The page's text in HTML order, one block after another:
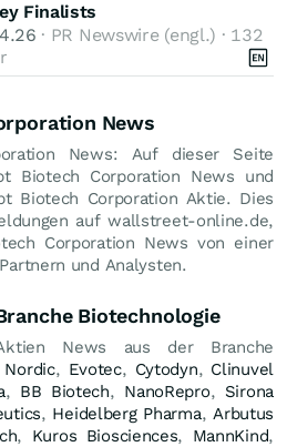
Finalists
· PR Newswire (engl.) · 132
News
News: Auf dieser Seite
Biotech Corporation News und
Biotech Corporation Aktie. Dies
auf wallstreet-online.de,
Corporation News von einer
und Analysten.
Biotechnologie
News aus der Branche
Nordic, Evotec, Cytodyn, Clinuvel
, BB Biotech, NanoRepro, Sirona
, Heidelberg Pharma,Arbutus
, Kuros Biosciences, MannKind,